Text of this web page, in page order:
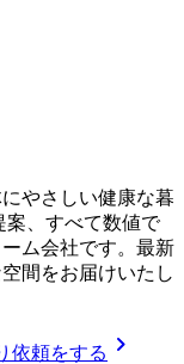
やさしい健康な暮
案、すべて数値で
ム会社です。最新
間をお届けいたし
依頼をする chevron_right